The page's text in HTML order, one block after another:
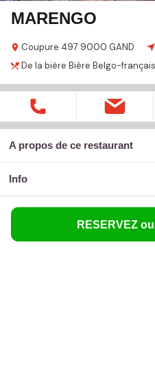
MARENGO
Coupure 497 9000 GAND
De la bière Bière Belgo-
A propos de ce restaurant
Info
RESERVEZ